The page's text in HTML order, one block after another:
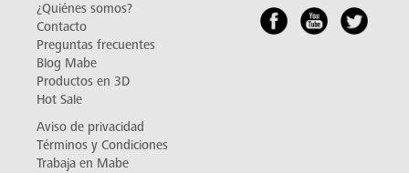
¿Quiénes somos?
Contacto
Preguntas frecuentes
Blog Mabe
Productos en 3D
Hot Sale
Aviso de privacidad
Términos y Condiciones
Trabaja en Mabe